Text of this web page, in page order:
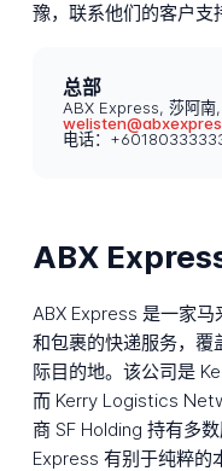
豫，联系他们的客户支
总部
ABX Express, 莎阿南
电话：
ABX
ABX Express 是一家
和包裹的快递服务，覆
际目的地。该公司是
而 Kerry Logistics
商 SF Holding 持有多
Express 有别于纯粹的